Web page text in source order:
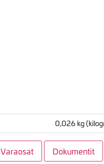
0,026 kg
Varaosat Dokumentit